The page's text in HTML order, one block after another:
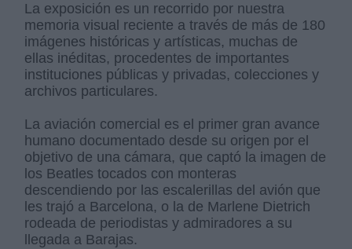
La exposición es un recorrido por nuestra
memoria visual reciente a través de más de 180
imágenes históricas y artísticas, muchas de
ellas inéditas, procedentes de importantes
instituciones públicas y privadas, colecciones y
archivos particulares.
La aviación comercial es el primer gran avance
humano documentado desde su origen por el
objetivo de una cámara, que captó la imagen de
los Beatles tocados con monteras
descendiendo por las escalerillas del avión que
les trajó a Barcelona, o la de Marlene Dietrich
rodeada de periodistas y admiradores a su
llegada a Barajas.